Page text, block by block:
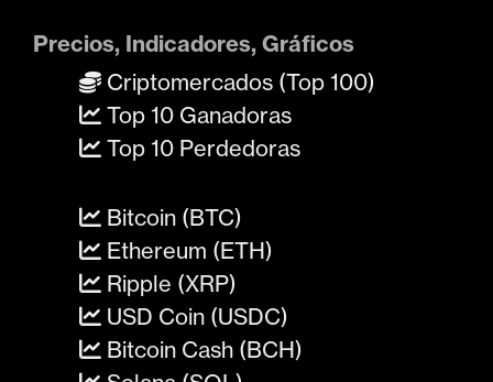
Precios, Indicadores, Gráficos
Criptomercados (Top 100)
Top 10 Ganadoras
Top 10 Perdedoras
Bitcoin (BTC)
Ethereum (ETH)
Ripple (XRP)
USD Coin (USDC)
Bitcoin Cash (BCH)